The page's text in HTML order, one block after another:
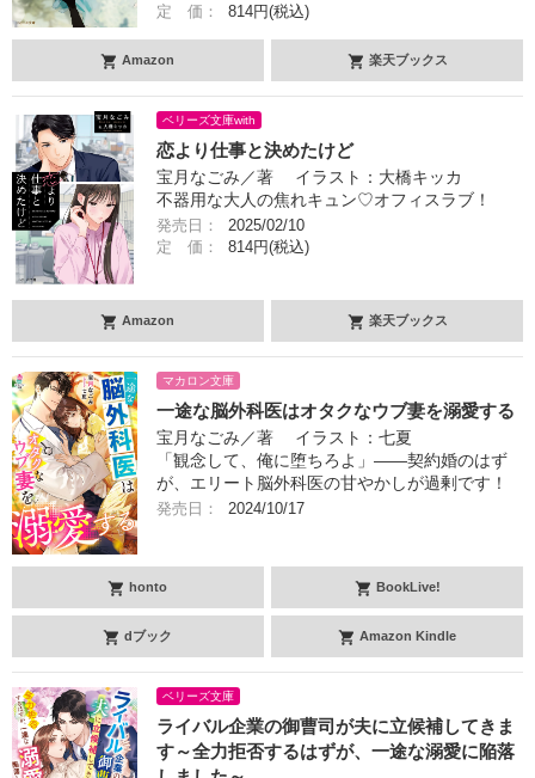
定 価：
814円(税込)
Amazon 楽天ブックス
ベリーズ文庫with
恋より仕事と決めたけど
宝月なごみ／著 イラスト：大橋キッカ
不器用な大人の焦れキュン♡オフィスラブ！
発売日：
2025/02/10
定 価：
814円(税込)
Amazon 楽天ブックス
マカロン文庫
一途な脳外科医はオタクなウブ妻を溺愛する
宝月なごみ／著 イラスト：七夏
「観念して、俺に堕ちろよ」――契約婚のはず
が、エリート脳外科医の甘やかしが過剰です！
発売日： 2024/10/17
honto BookLive!
dブック Amazon Kindle
ベリーズ文庫
ライバル企業の御曹司が夫に立候補してきま
す～全力拒否するはずが、一途な溺愛に陥落